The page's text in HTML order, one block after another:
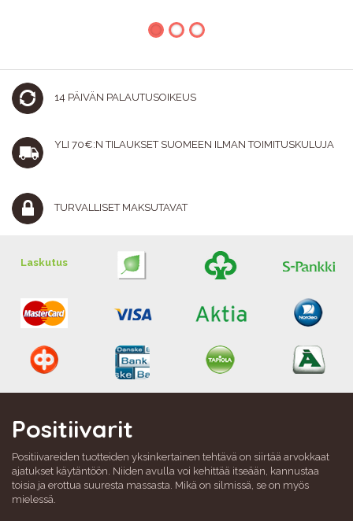
14 PÄIVÄN PALAUTUSOIKEUS
YLI 70€:N TILAUKSET SUOMEEN ILMAN TOIMITUSKULUJA
TURVALLISET MAKSUTAVAT
Laskutus
Positiivarit
Positiivareiden tuotteiden yksinkertainen tehtävä on siirtää arvokkaat
ajatukset käytäntöön. Niiden avulla voi kehittää itseään, kannustaa
toisia ja erottua suuresta massasta. Mikä on silmissä, se on myös
mielessä.